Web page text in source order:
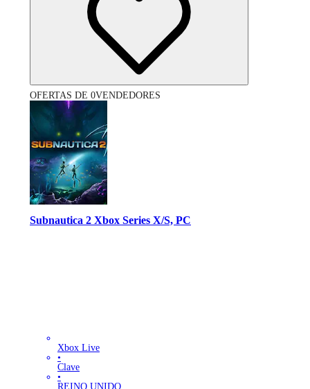
OFERTAS DE 0VENDEDORES
Subnautica 2 Xbox Series X/S, PC
Xbox Live
•
Clave
•
REINO UNIDO